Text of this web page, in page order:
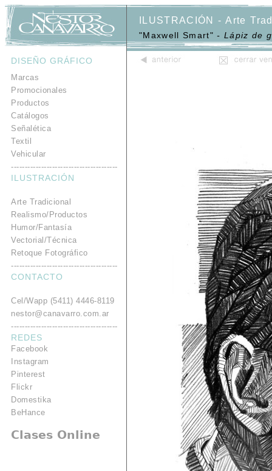
DISEÑO GRÁFICO
Marcas
Promocionales
Productos
Catálogos
Señalética
Textil
Vehicular
---------------------------------------
ILUSTRACIÓN
Arte Tradicional
Realismo/Productos
Humor/Fantasía
Vectorial/Técnica
Retoque Fotográfico
---------------------------------------
CONTACTO
Cel/Wapp (5411) 4446-8119
nestor@canavarro.com.ar
---------------------------------------
REDES
Facebook
Instagram
Pinterest
Flickr
Domestika
BeHance
Clases Online
ILUSTRACIÓN - Arte
"Maxwell Smart" - Lápiz de